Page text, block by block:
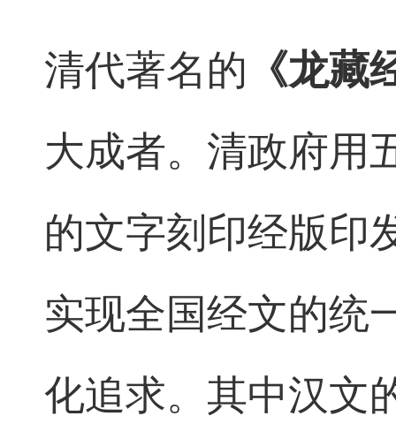
清代著名的 《龙藏
大成者。清政府用
的文字刻印经版印
实现全国经文的统
化追求。其中汉文